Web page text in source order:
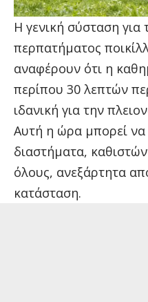
Η γενική σύσταση
περπατήματος
αναφέρουν ότι η
περίπου 30 λεπτών
ιδανική για την
Αυτή η ώρα μπορεί να
διαστήματα,
όλους, ανεξάρτητα
κατάσταση.